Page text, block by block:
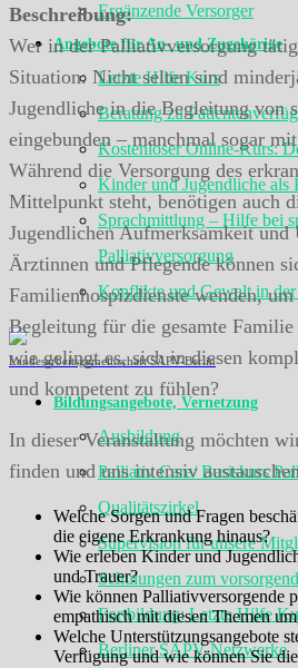
Ergänzende Versorger
Angebote für An- und Zugehörige
Letzte Hilfe Kurs
Beratung zu
Kostenloser Online-Kurs:
Kinder und Jugendliche als
Sprachmittlung – Hilfe bei
Palliativversorgung
Konflikte und Gewalt in der
Landesarbeitsgemeinschaft SAPV-Berlin
Bildungsangebote, Vernetzung
Ausbildung
Palliativ Care/ Basiskurs
Qualitätszirkel
Supervision für unsere
Schulungen zum
Fortbildung: Letzte Hilfe
Berliner SAPV-Netzwerke
Beschreibung:
Wer in der Palliativversorgung
Situation: Nicht selten sind
Jugendliche in die Begleitung von
eingebunden – manchmal sogar
Während die Versorgung des
Mittelpunkt steht, benötigen auch
Jugendlichen Aufmerksamkeit und
Ärztinnen und Pflegende können
Familienhospizdienste wenden,
Begleitung für die gesamte
wie gelingt es, sich in diesen
und kompetent zu fühlen?
In dieser Veranstaltung möchten
finden und uns intensiv
Welche Sorgen und Fragen
die eigene Erkrankung hinaus?
Wie erleben Kinder und
und Trauer?
Wie können Palliativversorgende
empathisch mit diesen Themen
Welche Unterstützungsangebote
Verfügung und wie können Sie